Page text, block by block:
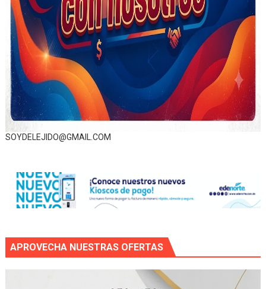
SOYDELEJIDO@GMAIL.COM
APROVECHA NUESTRAS OFERTAS